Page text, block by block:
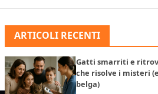
ARTICOLI RECENTI
Gatti smarriti e
che risolve i misteri
belga)